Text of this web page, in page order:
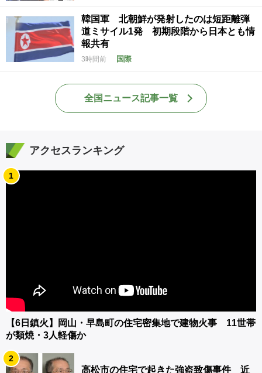
韓国軍 北朝鮮が発射したのは短距離弾
道ミサイル1発 初期段階から日本とも情
報共有
3時間前 国際
全国ニュース記事一覧
アクセスランキング
1
【6日鎮火】岡山・早島町の住宅密集地で建物火事 11世帯
が類焼・3人軽傷か
2
高松市の住宅で起きた強盗致傷事件 近